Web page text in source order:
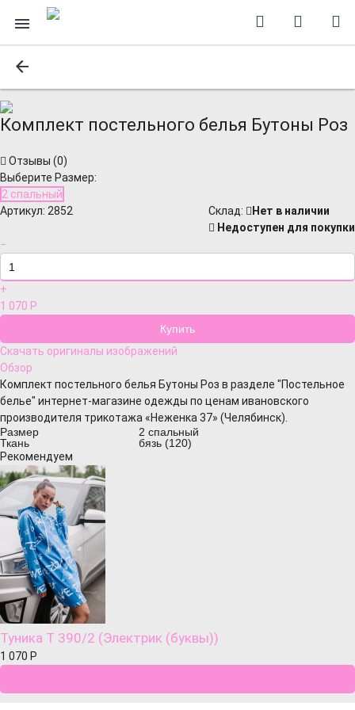
Комплект постельного белья Бутоны Роз
Отзывы (0)
Выберите Размер:
2 спальный
Артикул: 2852 Cклад:
Нет в наличии
Недоступен для покупки
−
+
1 070 Р
Скачать оригиналы изображений
Обзор
Комплект постельного белья Бутоны Роз в разделе "Постельное
белье" интернет-магазине одежды по ценам ивановского
производителя трикотажа «Неженка 37» (Челябинск).
Размер
2 спальный
Ткань
бязь (120)
Рекомендуем
Туника Т 390/2 (Электрик (буквы))
1 070 Р